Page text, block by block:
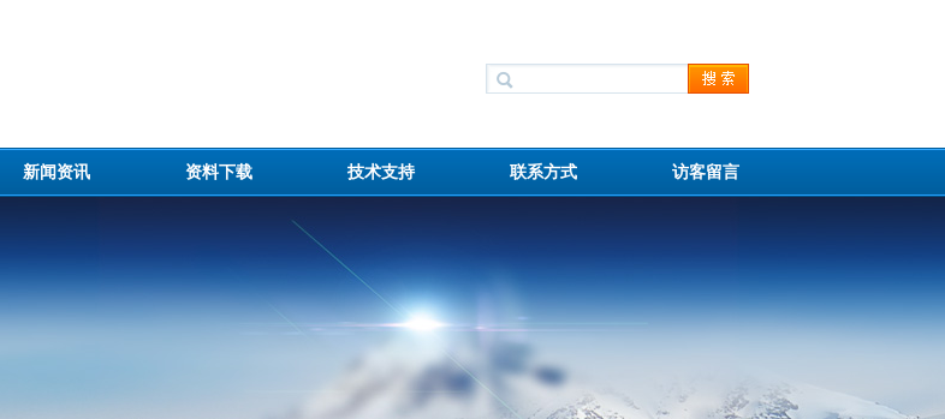
新闻资讯 资料下载 技术支持 联系方式 访客留言